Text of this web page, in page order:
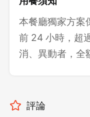
本餐廳獨家方案
前 24 小時，超
消、異動者，全
評論